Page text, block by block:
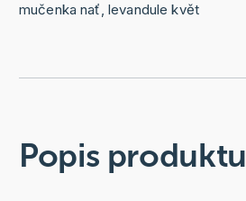
mučenka nať, levandule květ
Popis produktu